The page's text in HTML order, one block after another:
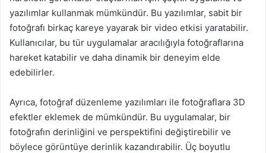
yazılımlar kullanmak mümkündür. Bu yazılımlar, sabit bir
fotoğrafı birkaç kareye yayarak bir video etkisi yaratabilir.
Kullanıcılar, bu tür uygulamalar aracılığıyla fotoğraflarına
hareket katabilir ve daha dinamik bir deneyim elde
edebilirler.
Ayrıca, fotoğraf düzenleme yazılımları ile fotoğraflara 3D
efektler eklemek de mümkündür. Bu uygulamalar, bir
fotoğrafın derinliğini ve perspektifini değiştirebilir ve
böylece görüntüye derinlik kazandırabilir. Üç boyutlu